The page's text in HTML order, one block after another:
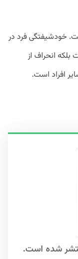
خودشیفتگی فرد در
انحراف از
افراد است.